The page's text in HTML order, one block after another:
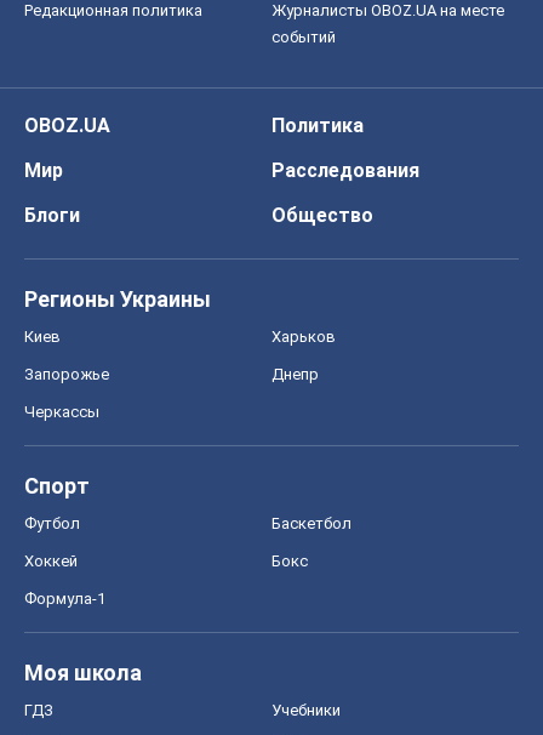
Редакционная политика
Журналисты OBOZ.UA на месте
событий
OBOZ.UA
Политика
Мир
Расследования
Блоги
Общество
Регионы Украины
Киев Харьков
Запорожье Днепр
Черкассы
Спорт
Футбол Баскетбол
Хоккей Бокс
Формула-1
Моя школа
ГДЗ Учебники